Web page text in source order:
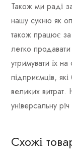
Також ми раді
нашу сукню як
також працює
легко
утримувати їх
підприємців,
великих витрат.
універсальну
Схожі